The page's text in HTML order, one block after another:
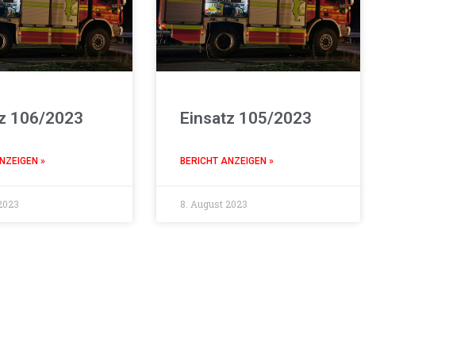
106/2023
»
Einsatz 105/2023
BERICHT ANZEIGEN »
8. August 2023